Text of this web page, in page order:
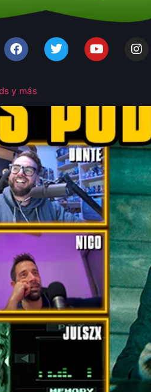
y más